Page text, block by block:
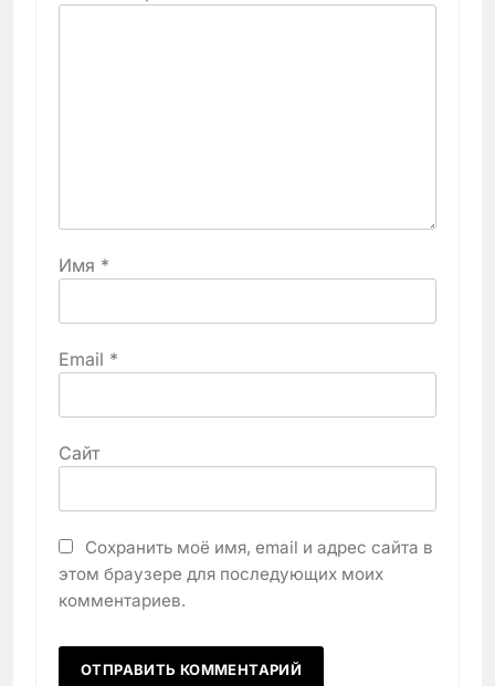
Имя *
Email *
Сайт
Сохранить моё имя, email и адрес сайта в
этом браузере для последующих моих
комментариев.